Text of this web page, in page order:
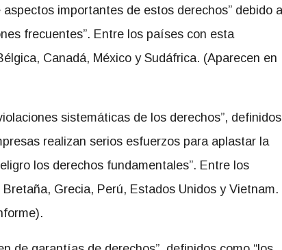
importantes de estos derechos” debido a
frecuentes”. Entre los países con esta
Canadá, México y Sudáfrica. (Aparecen en
sistemáticas de los derechos”, definidos
realizan serios esfuerzos para aplastar la
los derechos fundamentales”. Entre los
Grecia, Perú, Estados Unidos y Vietnam.